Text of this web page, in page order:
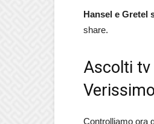
Hansel e Gretel
share.
Ascolti tv
Controlliamo ora